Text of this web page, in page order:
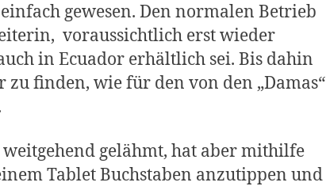
gewesen. Den normalen Betrieb
voraussichtlich erst wieder
in Ecuador erhältlich sei. Bis dahin
finden, wie für den von den „Damas“
gelähmt, hat aber mithilfe
Tablet Buchstaben anzutippen und